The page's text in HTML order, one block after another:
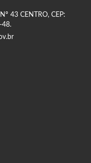
43 CENTRO, CEP:
48.